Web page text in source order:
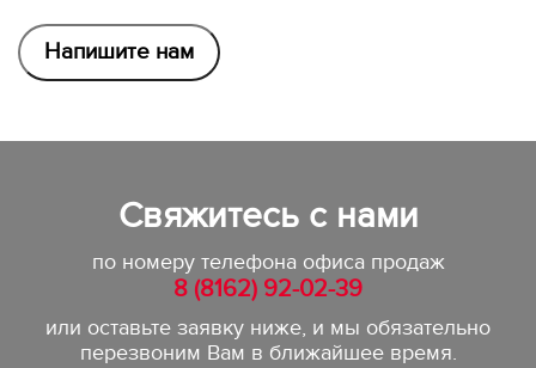
Напишите нам
Свяжитесь с нами
по номеру телефона офиса продаж
8 (8162) 92-02-39
или оставьте заявку ниже, и мы обязательно
перезвоним Вам в ближайшее время.